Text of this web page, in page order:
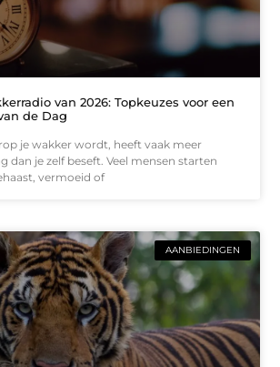
van 2026: Topkeuzes voor een
de Dag
je wakker wordt, heeft vaak meer
dan je zelf beseft. Veel mensen starten
vermoeid of
AANBIEDINGEN